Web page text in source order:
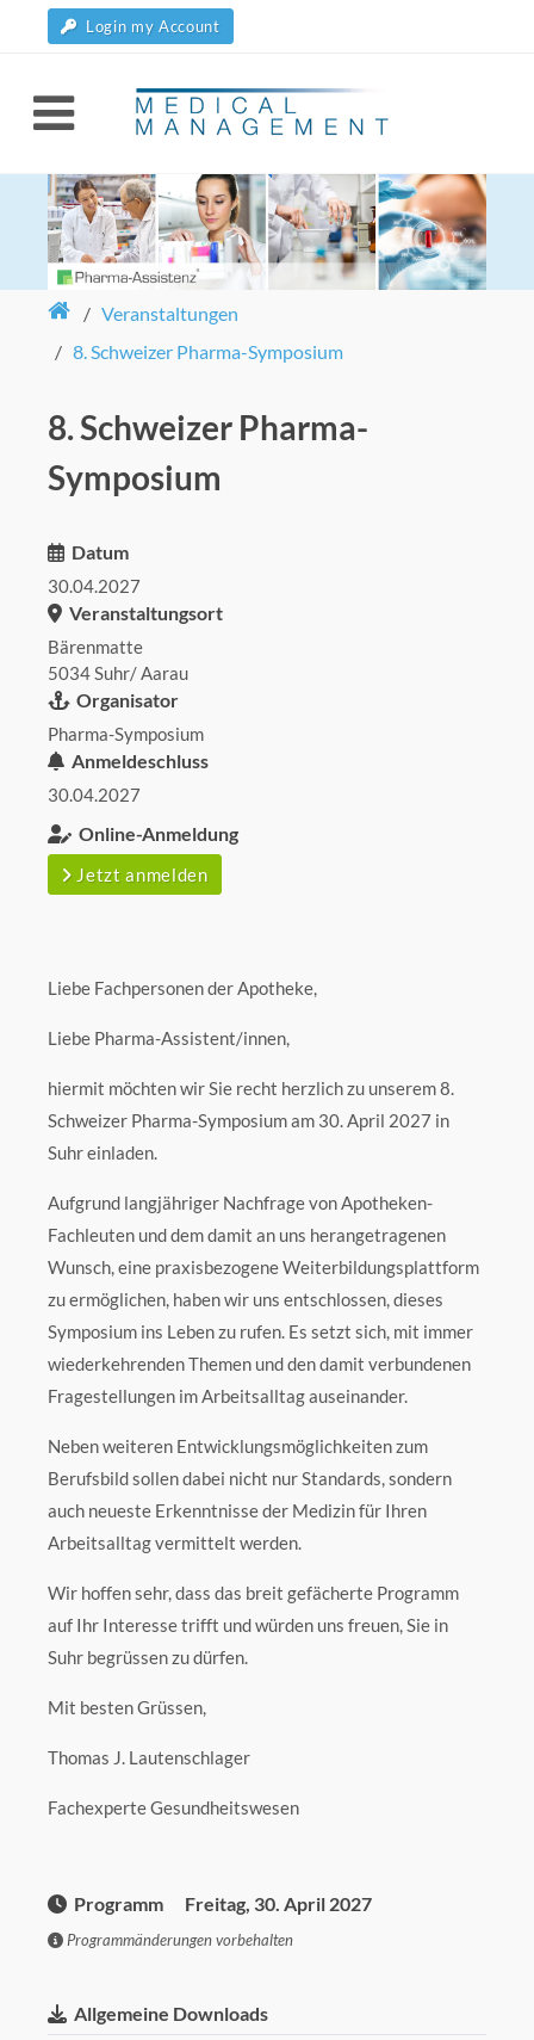
Login my Account
/ Veranstaltungen
/ 8. Schweizer Pharma-Symposium
8. Schweizer Pharma-
Symposium
Datum
30.04.2027
Veranstaltungsort
Bärenmatte
5034 Suhr/ Aarau
Organisator
Pharma-Symposium
Anmeldeschluss
30.04.2027
Online-Anmeldung
Jetzt anmelden
Liebe Fachpersonen der Apotheke,
Liebe Pharma-Assistent/innen,
hiermit möchten wir Sie recht herzlich zu unserem 8.
Schweizer Pharma-Symposium am 30. April 2027 in
Suhr einladen.
Aufgrund langjähriger Nachfrage von Apotheken-
Fachleuten und dem damit an uns herangetragenen
Wunsch, eine praxisbezogene Weiterbildungsplattform
zu ermöglichen, haben wir uns entschlossen, dieses
Symposium ins Leben zu rufen. Es setzt sich, mit immer
wiederkehrenden Themen und den damit verbundenen
Fragestellungen im Arbeitsalltag auseinander.
Neben weiteren Entwicklungsmöglichkeiten zum
Berufsbild sollen dabei nicht nur Standards, sondern
auch neueste Erkenntnisse der Medizin für Ihren
Arbeitsalltag vermittelt werden.
Wir hoffen sehr, dass das breit gefächerte Programm
auf Ihr Interesse trifft und würden uns freuen, Sie in
Suhr begrüssen zu dürfen.
Mit besten Grüssen,
Thomas J. Lautenschlager
Fachexperte Gesundheitswesen
Programm Freitag, 30. April 2027
Programmänderungen vorbehalten
Allgemeine Downloads